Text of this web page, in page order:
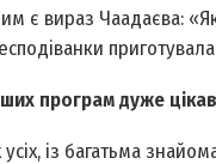
є вираз Чаадаєва:
програм дуже
усіх, із багатьма